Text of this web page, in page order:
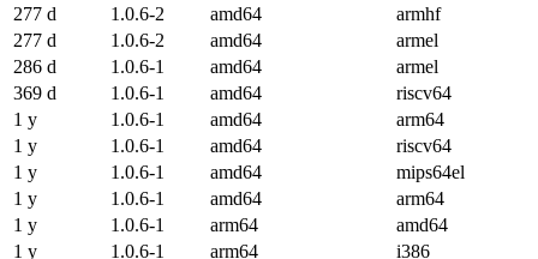
277 d
1.0.6-2 amd64
armhf
277 d
1.0.6-2 amd64
armel
286 d
1.0.6-1 amd64
armel
369 d
1.0.6-1 amd64
riscv64
1 y
1.0.6-1 amd64
arm64
1 y
1.0.6-1 amd64
riscv64
1 y
1.0.6-1 amd64
mips64el
1 y
1.0.6-1 amd64
arm64
1 y
1.0.6-1 arm64
amd64
1 y
1.0.6-1 arm64
i386